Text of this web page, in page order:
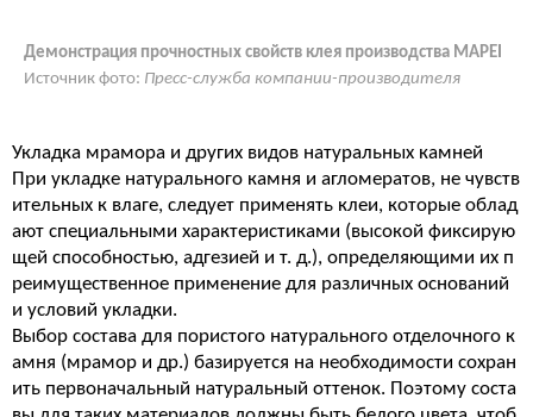
Демонстрация прочностных свойств клея производства MAPEI
Источник фото: Пресс-служба компании-производителя
Укладка мрамора и других видов натуральных камней
При укладке натурального камня и агломератов, не чувств
ительных к влаге, следует применять клеи, которые облад
ают специальными характеристиками (высокой фиксирую
щей способностью, адгезией и т. д.), определяющими их п
реимущественное применение для различных оснований
и условий укладки.
Выбор состава для пористого натурального отделочного к
амня (мрамор и др.) базируется на необходимости сохран
ить первоначальный натуральный оттенок. Поэтому соста